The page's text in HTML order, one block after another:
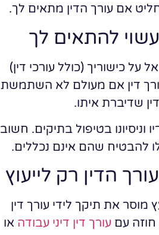
אם עורך הדין מתאים לך.
להתאים לך
על כישוריך (כולל עורכי דין)
דין אם מעולם לא השתמשת
שדיברת איתו.
בטיפול בתיקים. חשוב
להבטיח שהם אינם נכללים.
הדין רק לייעוץ
את תיקך לידי עורך דין
חוזה עם עורך דין דיני עבודה או